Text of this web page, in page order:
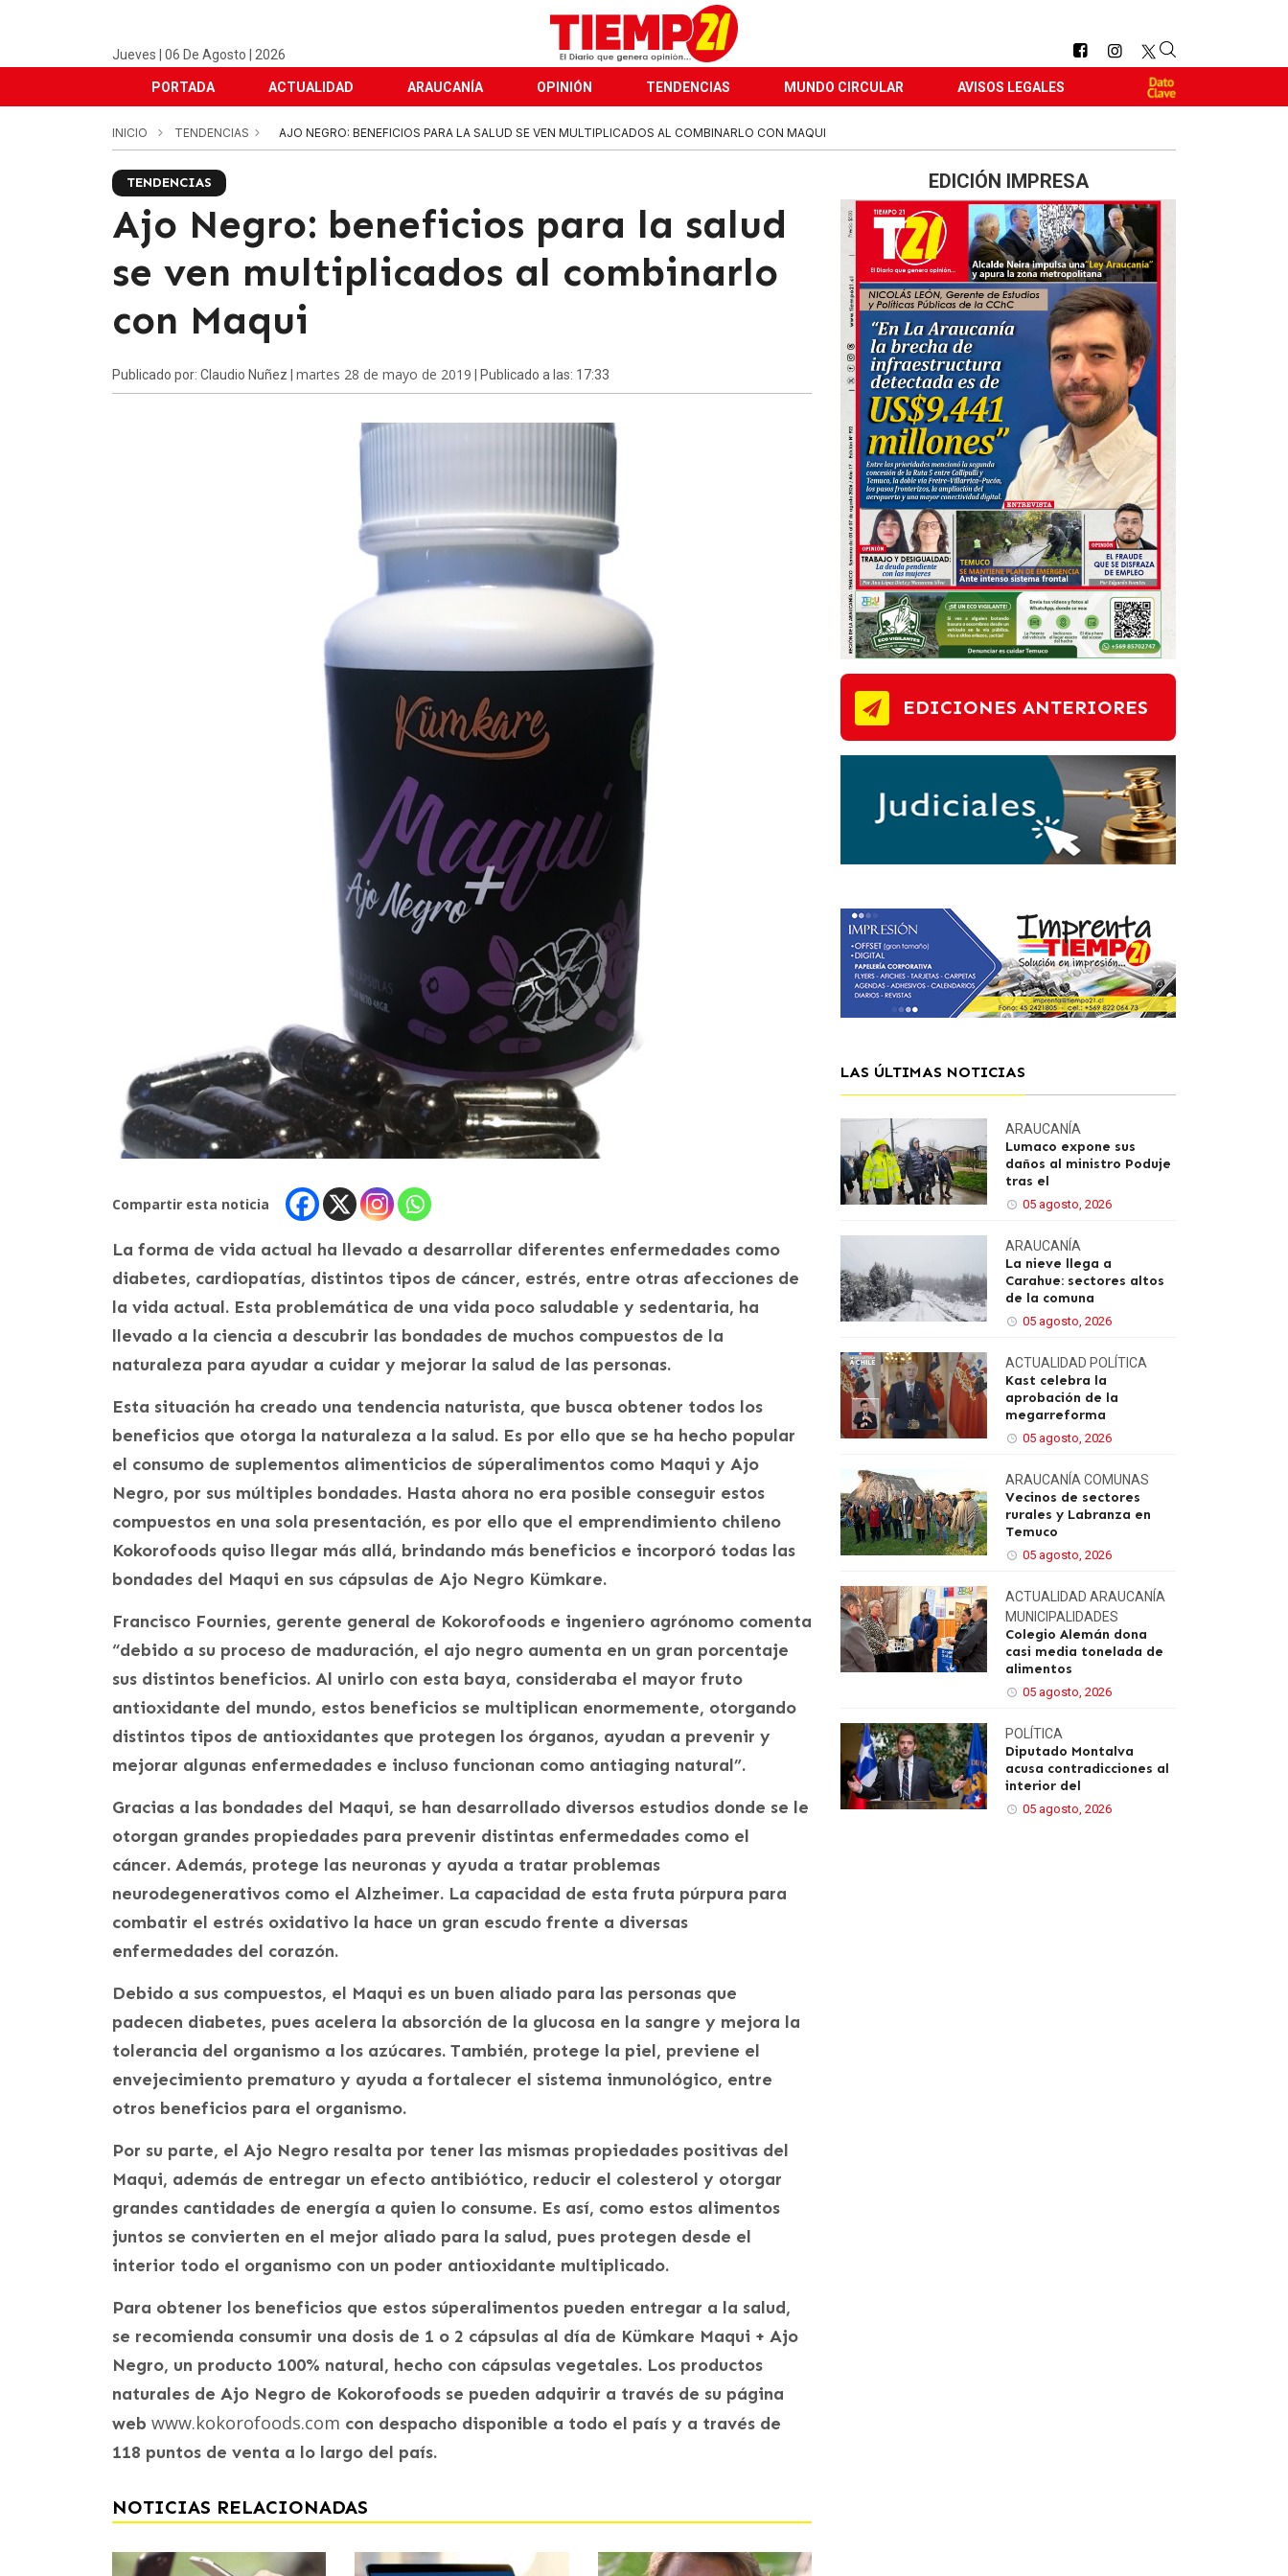
Jueves | 06 De Agosto | 2026
PORTADA ACTUALIDAD ARAUCANÍA OPINIÓN TENDENCIAS MUNDO CIRCULAR AVISOS LEGALES
INICIO TENDENCIAS AJO NEGRO: BENEFICIOS PARA LA SALUD SE VEN MULTIPLICADOS AL COMBINARLO CON MAQUI
TENDENCIAS
Ajo Negro: beneficios para la salud
se ven multiplicados al combinarlo
con Maqui
Publicado por: Claudio Nuñez | martes 28 de mayo de 2019 | Publicado a las: 17:33
Compartir esta noticia
La forma de vida actual ha llevado a desarrollar diferentes enfermedades como
diabetes, cardiopatías, distintos tipos de cáncer, estrés, entre otras afecciones de
la vida actual. Esta problemática de una vida poco saludable y sedentaria, ha
llevado a la ciencia a descubrir las bondades de muchos compuestos de la
naturaleza para ayudar a cuidar y mejorar la salud de las personas.
Esta situación ha creado una tendencia naturista, que busca obtener todos los
beneficios que otorga la naturaleza a la salud. Es por ello que se ha hecho popular
el consumo de suplementos alimenticios de súperalimentos como Maqui y Ajo
Negro, por sus múltiples bondades. Hasta ahora no era posible conseguir estos
compuestos en una sola presentación, es por ello que el emprendimiento chileno
Kokorofoods quiso llegar más allá, brindando más beneficios e incorporó todas las
bondades del Maqui en sus cápsulas de Ajo Negro Kümkare.
Francisco Fournies, gerente general de Kokorofoods e ingeniero agrónomo comenta
“debido a su proceso de maduración, el ajo negro aumenta en un gran porcentaje
sus distintos beneficios. Al unirlo con esta baya, consideraba el mayor fruto
antioxidante del mundo, estos beneficios se multiplican enormemente, otorgando
distintos tipos de antioxidantes que protegen los órganos, ayudan a prevenir y
mejorar algunas enfermedades e incluso funcionan como antiaging natural”.
Gracias a las bondades del Maqui, se han desarrollado diversos estudios donde se le
otorgan grandes propiedades para prevenir distintas enfermedades como el
cáncer. Además, protege las neuronas y ayuda a tratar problemas
neurodegenerativos como el Alzheimer. La capacidad de esta fruta púrpura para
combatir el estrés oxidativo la hace un gran escudo frente a diversas
enfermedades del corazón.
Debido a sus compuestos, el Maqui es un buen aliado para las personas que
padecen diabetes, pues acelera la absorción de la glucosa en la sangre y mejora la
tolerancia del organismo a los azúcares. También, protege la piel, previene el
envejecimiento prematuro y ayuda a fortalecer el sistema inmunológico, entre
otros beneficios para el organismo.
Por su parte, el Ajo Negro resalta por tener las mismas propiedades positivas del
Maqui, además de entregar un efecto antibiótico, reducir el colesterol y otorgar
grandes cantidades de energía a quien lo consume. Es así, como estos alimentos
juntos se convierten en el mejor aliado para la salud, pues protegen desde el
interior todo el organismo con un poder antioxidante multiplicado.
Para obtener los beneficios que estos súperalimentos pueden entregar a la salud,
se recomienda consumir una dosis de 1 o 2 cápsulas al día de Kümkare Maqui + Ajo
Negro, un producto 100% natural, hecho con cápsulas vegetales. Los productos
naturales de Ajo Negro de Kokorofoods se pueden adquirir a través de su página
web www.kokorofoods.com con despacho disponible a todo el país y a través de
118 puntos de venta a lo largo del país.
NOTICIAS RELACIONADAS
EDICIÓN IMPRESA
EDICIONES ANTERIORES
LAS ÚLTIMAS NOTICIAS
ARAUCANÍA
Lumaco expone sus
daños al ministro Poduje
tras el
05 agosto, 2026
ARAUCANÍA
La nieve llega a
Carahue: sectores altos
de la comuna
05 agosto, 2026
ACTUALIDAD POLÍTICA
Kast celebra la
aprobación de la
megarreforma
05 agosto, 2026
ARAUCANÍA COMUNAS
Vecinos de sectores
rurales y Labranza en
Temuco
05 agosto, 2026
ACTUALIDAD ARAUCANÍA
MUNICIPALIDADES
Colegio Alemán dona
casi media tonelada de
alimentos
05 agosto, 2026
POLÍTICA
Diputado Montalva
acusa contradicciones al
interior del
05 agosto, 2026